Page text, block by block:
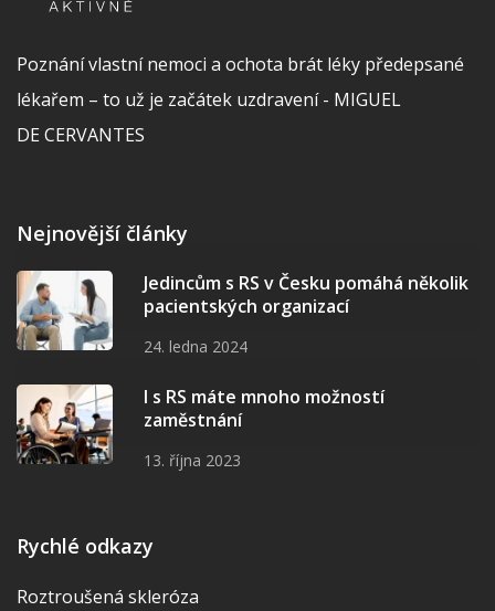
Poznání vlastní nemoci a ochota brát léky předepsané
lékařem – to už je začátek uzdravení - MIGUEL
DE CERVANTES
Nejnovější články
Jedincům s RS v Česku pomáhá několik
pacientských organizací
24. ledna 2024
I s RS máte mnoho možností
zaměstnání
13. října 2023
Rychlé odkazy
Roztroušená skleróza